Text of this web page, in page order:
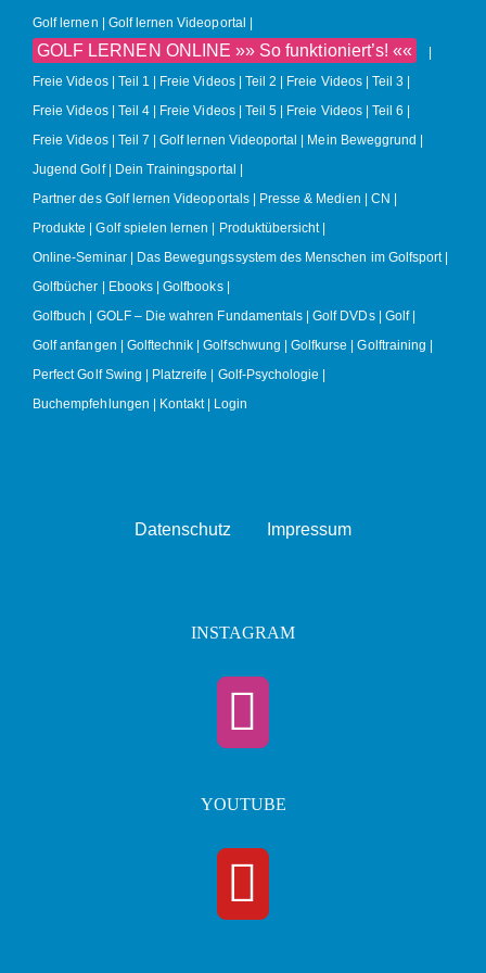
Golf lernen Golf lernen Videoportal
GOLF LERNEN ONLINE »» So funktioniert’s! ««
Freie Videos | Teil 1 Freie Videos | Teil 2
Freie Videos | Teil 3
Freie Videos | Teil 4
Freie Videos | Teil 5
Freie Videos | Teil 6
Freie Videos | Teil 7
Golf lernen Videoportal | Mein Beweggrund
Jugend Golf | Dein Trainingsportal
Partner des Golf lernen Videoportals
Presse & Medien
CN
Produkte
Golf spielen lernen | Produktübersicht
Online-Seminar | Das Bewegungssystem des Menschen im Golfsport
Golfbücher | Ebooks | Golfbooks
Golfbuch | GOLF – Die wahren Fundamentals
Golf DVDs
Golf
Golf anfangen
Golftechnik Golfschwung Golfkurse
Golftraining
Perfect Golf Swing
Platzreife
Golf-Psychologie
Buchempfehlungen
Kontakt Login
Datenschutz Impressum
INSTAGRAM
YOUTUBE